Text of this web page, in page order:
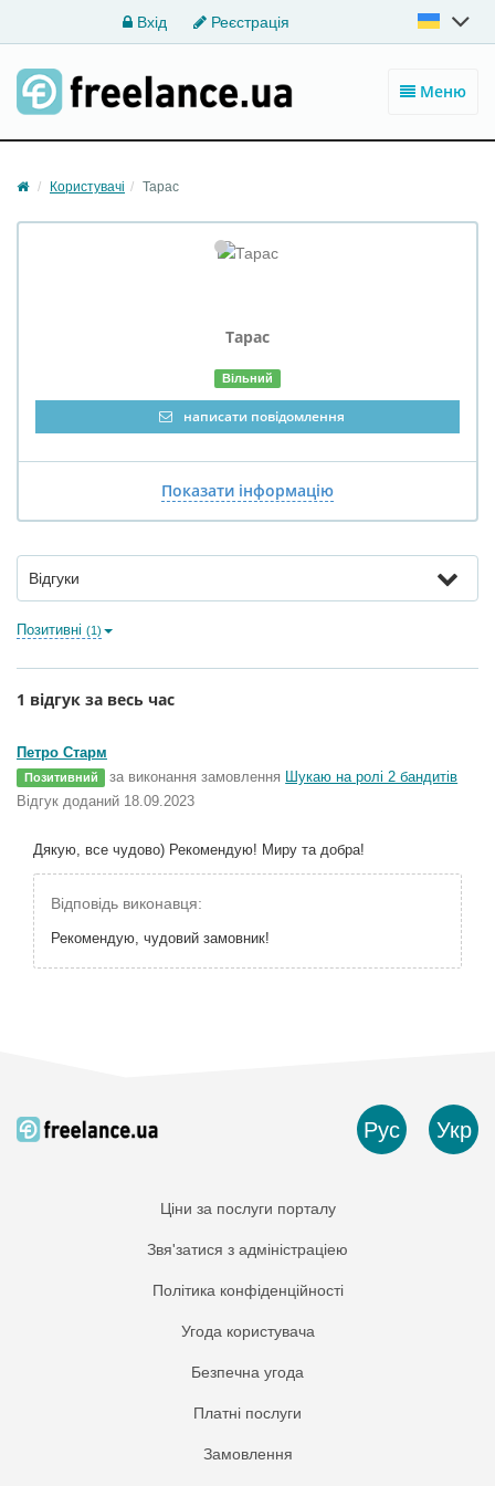
Вхід Реєстрація
Меню
Користувачі Тарас
Тарас
Вільний
написати повідомлення
Показати інформацію
Відгуки
Позитивні (1)
1 відгук за весь час
Петро Старм
Позитивний за виконання замовлення Шукаю на ролі 2 бандитів
Відгук доданий 18.09.2023
Дякую, все чудово) Рекомендую! Миру та добра!
Відповідь виконавця:
Рекомендую, чудовий замовник!
Рус Укр
Ціни за послуги порталу
Звя'затися з адміністраціею
Політика конфіденційності
Угода користувача
Безпечна угода
Платнi послуги
Замовлення